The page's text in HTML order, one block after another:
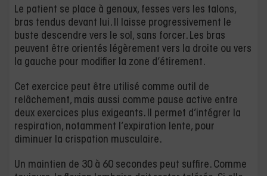
Le patient se place à genoux, fesses vers les talons,
bras tendus devant lui. Il laisse progressivement le
buste descendre vers le sol, sans forcer. Les bras
peuvent être orientés légèrement vers la droite ou vers
la gauche pour modifier la zone d’étirement.
Cet exercice peut être utilisé comme outil de
relâchement, mais aussi comme pause active entre
deux exercices plus exigeants. Il permet d’intégrer la
respiration, notamment l’expiration lente, pour
diminuer la crispation musculaire.
Un maintien de 30 à 60 secondes peut suffire. Comme